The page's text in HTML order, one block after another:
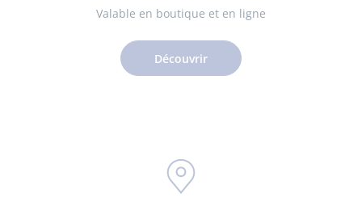
Valable en boutique et en ligne
Découvrir